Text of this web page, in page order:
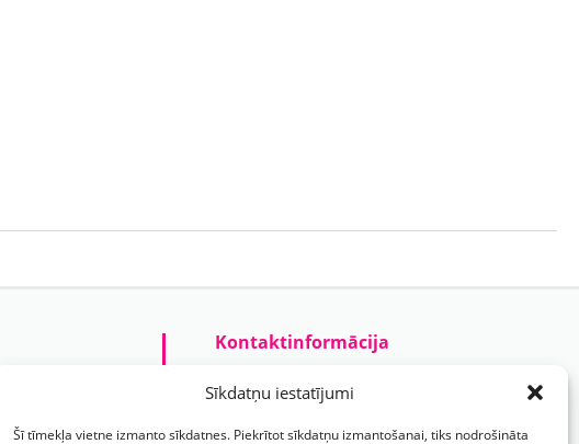
Sīkdatņu iestatījumi
Šī tīmekļa vietne izmanto sīkdatnes. Piekrītot sīkdatņu izmantošanai, tiks nodrošināta
Kontaktinformācija
Prezentreklāmas aģentūra “PARIS”